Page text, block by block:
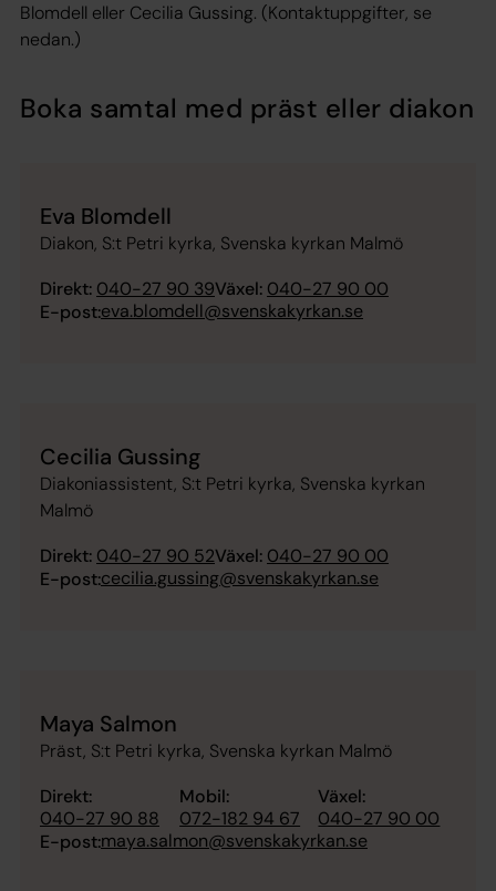
Blomdell eller Cecilia Gussing. (Kontaktuppgifter, se
nedan.)
Boka samtal med präst eller diakon
Eva Blomdell
Diakon, S:t Petri kyrka, Svenska kyrkan Malmö
Direkt: 040-27 90 39Växel: 040-27 90 00
E-post:eva.blomdell@svenskakyrkan.se
Cecilia Gussing
Diakoniassistent, S:t Petri kyrka, Svenska kyrkan
Malmö
Direkt: 040-27 90 52Växel: 040-27 90 00
E-post:cecilia.gussing@svenskakyrkan.se
Maya Salmon
Präst, S:t Petri kyrka, Svenska kyrkan Malmö
Direkt:
040-27 90 88
Mobil:
072-182 94 67
Växel:
040-27 90 00
E-post:maya.salmon@svenskakyrkan.se